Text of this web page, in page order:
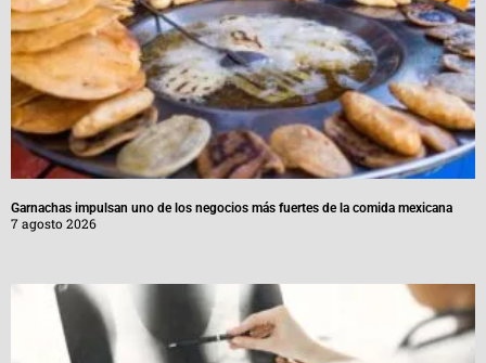
Garnachas impulsan uno de los negocios más fuertes de la comida mexicana
7 agosto 2026